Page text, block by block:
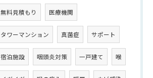
無料見積もり 医療機関
タワーマンション 真菌症 サポート
宿泊施設 咽頭炎対策 一戸建て 喉